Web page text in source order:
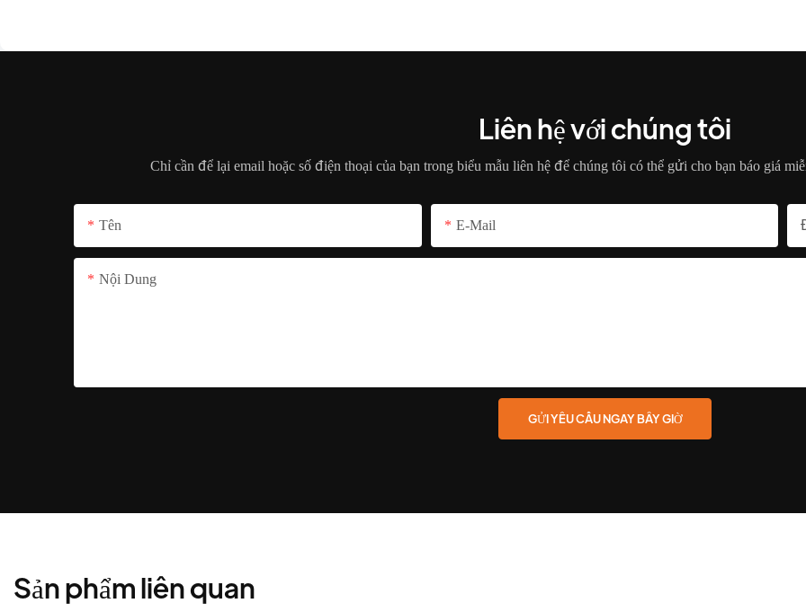
Liên hệ với chúng tôi
Chỉ cần để lại email hoặc số điện thoại của bạn trong biểu mẫu liên hệ để chúng tôi có thể gửi cho bạn báo giá
Tên E-Mail
Nội Dung
GỬI YÊU CẦU NGAY BÂY GIỜ
Sản phẩm liên quan